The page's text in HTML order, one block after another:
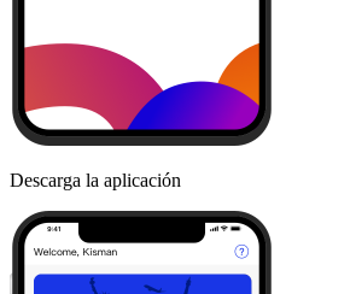
Descarga la aplicación